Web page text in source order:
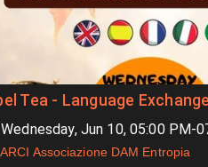
Tea - Language Exchange
Wednesday, Jun 10, 05:00 PM-
ARCI Associazione DAM Entropia